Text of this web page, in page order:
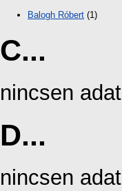
Balogh Róbert (1)
C...
nincsen
D...
nincsen